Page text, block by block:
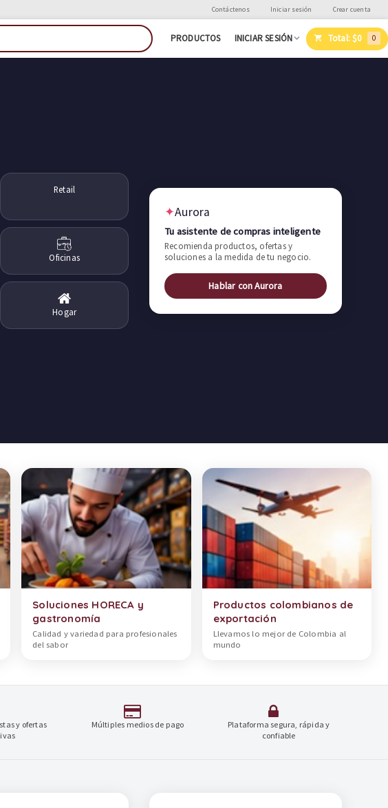
Contáctenos Iniciar sesión Crear cuenta
PRODUCTOS INICIAR SESIÓN Total:$0 0
Retail
Oficinas
Hogar
✦Aurora
Tu asistente de compras inteligente
Recomienda productos, ofertas y
soluciones a la medida de tu negocio.
Hablar con Aurora
Soluciones HORECA y
gastronomía
Calidad y variedad para profesionales
del sabor
Productos colombianos de
exportación
Llevamos lo mejor de Colombia al
mundo
y ofertas
Múltiples medios de pago
Plataforma segura, rápida y
confiable